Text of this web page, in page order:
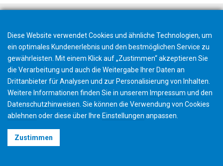
Nutzungsbedingungen
Diese Website verwendet Cookies und ähnliche Technologien, um
ein optimales Kundenerlebnis und den bestmöglichen Service zu
gewährleisten. Mit einem Klick auf „Zustimmen“ akzeptieren Sie
die Verarbeitung und auch die Weitergabe Ihrer Daten an
Drittanbieter für Analysen und zur Personalisierung von Inhalten.
Weitere Informationen finden Sie in unserem Impressum und den
Datenschutzhinweisen . Sie können die Verwendung von Cookies
ablehnen oder diese über Ihre Einstellungen anpassen.
Zustimmen